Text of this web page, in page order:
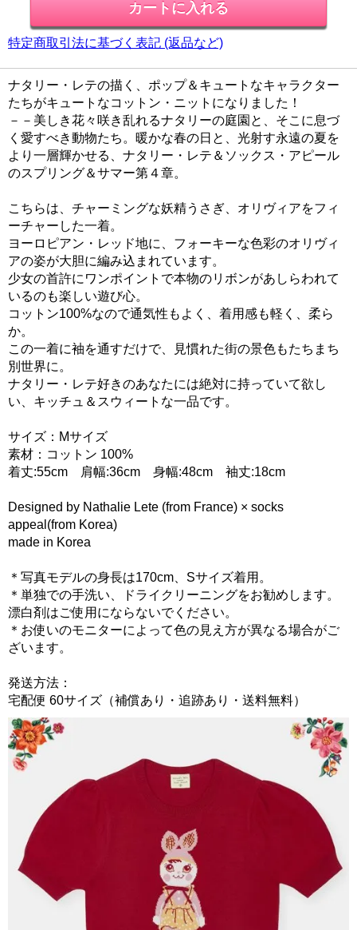
特定商取引法に基づく表記 (返品など)
ナタリー・レテの描く、ポップ＆キュートなキャラクター
たちがキュートなコットン・ニットになりました！
－－美しき花々咲き乱れるナタリーの庭園と、そこに息づ
く愛すべき動物たち。暖かな春の日と、光射す永遠の夏を
より一層輝かせる、ナタリー・レテ＆ソックス・アピール
のスプリング＆サマー第４章。
こちらは、チャーミングな妖精うさぎ、オリヴィアをフィ
ーチャーした一着。
ヨーロピアン・レッド地に、フォーキーな色彩のオリヴィ
アの姿が大胆に編み込まれています。
少女の首許にワンポイントで本物のリボンがあしらわれて
いるのも楽しい遊び心。
コットン100%なので通気性もよく、着用感も軽く、柔ら
か。
この一着に袖を通すだけで、見慣れた街の景色もたちまち
別世界に。
ナタリー・レテ好きのあなたには絶対に持っていて欲し
い、キッチュ＆スウィートな一品です。
サイズ：Mサイズ
素材：コットン 100%
着丈:55cm 肩幅:36cm 身幅:48cm 袖丈:18cm
Designed by Nathalie Lete (from France) × socks
appeal(from Korea)
made in Korea
＊写真モデルの身長は170cm、Sサイズ着用。
＊単独での手洗い、ドライクリーニングをお勧めします。
漂白剤はご使用にならないでください。
＊お使いのモニターによって色の見え方が異なる場合がご
ざいます。
発送方法：
宅配便 60サイズ（補償あり・追跡あり・送料無料）